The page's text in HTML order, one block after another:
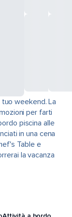
weekend. La
per farti
piscina alle
in una cena
Table e
la vacanza